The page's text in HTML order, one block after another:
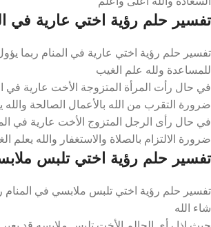
تفسير حلم رؤية اختي عارية في
تفسير حلم رؤية اختي عارية في المنام ربما
للمساعدة ولله علم الغيب
في حال رأت المرأة المتزوجة الأخت عارية في
ضرورة التقرب من الله بالأعمال الصالحة والله
في حال رأى الرجل المتزوج الأخت عارية في
ضرورة الالتزام بالصلاة والاستغفار والله يعلم
تفسير حلم رؤية اختي تلبس
تفسير حلم رؤية اختي تلبس ملابسي في المنام
شاء الله